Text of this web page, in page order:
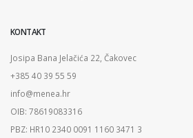
KONTAKT
Josipa Bana Jelačića 22, Čakovec
+385 40 39 55 59
info@menea.hr
OIB: 78619083316
PBZ: HR10 2340 0091 1160 3471 3